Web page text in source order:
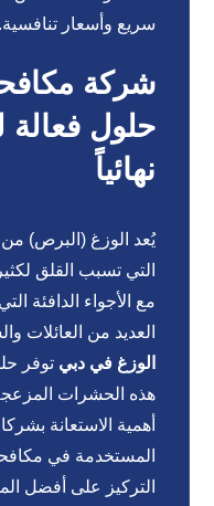
سريع وأسعار
شركة
حلول
نهائياً
يُعد الوزغ (البرص)
التي تسبب القلق
مع الأجواء الدافئة
العديد من العائلات
الوزغ في دبي توفر
هذه الحشرات
أهمية الاستعانة
المستخدمة في
التركيز على أفضل